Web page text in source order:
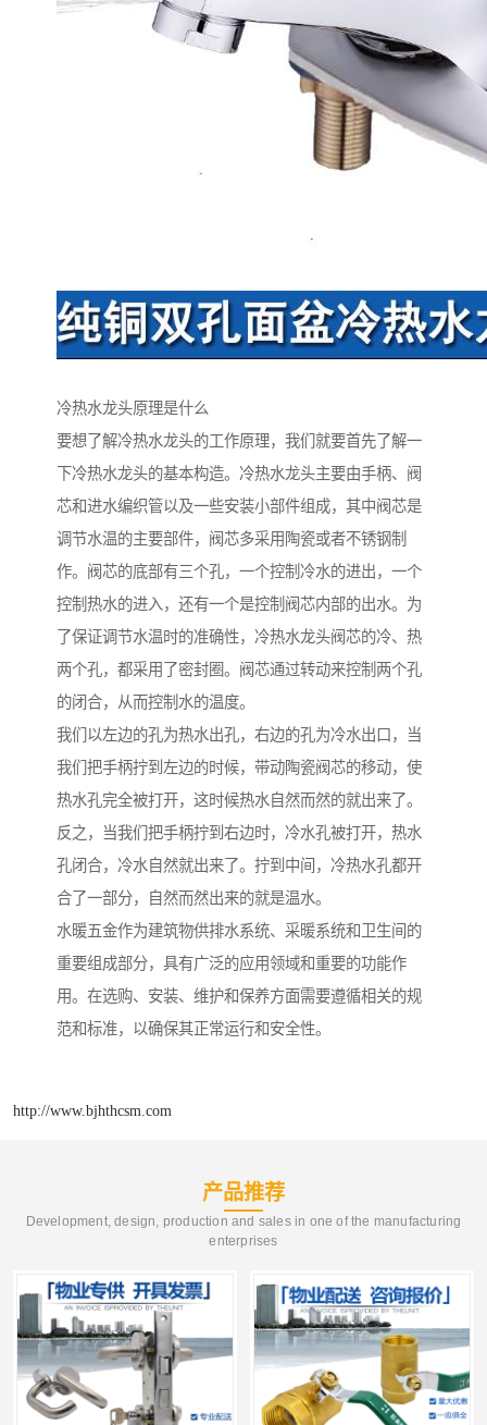
冷热水龙头原理是什么
要想了解冷热水龙头的工作原理，我们就要首先了解一
下冷热水龙头的基本构造。冷热水龙头主要由手柄、阀
芯和进水编织管以及一些安装小部件组成，其中阀芯是
调节水温的主要部件，阀芯多采用陶瓷或者不锈钢制
作。阀芯的底部有三个孔，一个控制冷水的进出，一个
控制热水的进入，还有一个是控制阀芯内部的出水。为
了保证调节水温时的准确性，冷热水龙头阀芯的冷、热
两个孔，都采用了密封圈。阀芯通过转动来控制两个孔
的闭合，从而控制水的温度。
我们以左边的孔为热水出孔，右边的孔为冷水出口，当
我们把手柄拧到左边的时候，带动陶瓷阀芯的移动，使
热水孔完全被打开，这时候热水自然而然的就出来了。
反之，当我们把手柄拧到右边时，冷水孔被打开，热水
孔闭合，冷水自然就出来了。拧到中间，冷热水孔都开
合了一部分，自然而然出来的就是温水。
水暖五金作为建筑物供排水系统、采暖系统和卫生间的
重要组成部分，具有广泛的应用领域和重要的功能作
用。在选购、安装、维护和保养方面需要遵循相关的规
范和标准，以确保其正常运行和安全性。
http://www.bjhthcsm.com
产品推荐
Development, design, production and sales in one of the manufacturing
enterprises